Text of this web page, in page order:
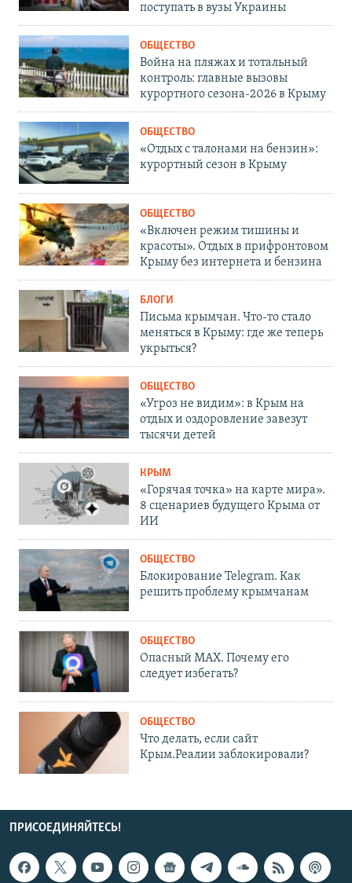
поступать в вузы Украины
ОБЩЕСТВО
Война на пляжах и тотальный
контроль: главные вызовы
курортного сезона-2026 в Крыму
ОБЩЕСТВО
«Отдых с талонами на бензин»:
курортный сезон в Крыму
ОБЩЕСТВО
«Включен режим тишины и
красоты». Отдых в прифронтовом
Крыму без интернета и бензина
БЛОГИ
Письма крымчан. Что-то стало
меняться в Крыму: где же теперь
укрыться?
ОБЩЕСТВО
«Угроз не видим»: в Крым на
отдых и оздоровление завезут
тысячи детей
КРЫМ
«Горячая точка» на карте мира».
8 сценариев будущего Крыма от
ИИ
ОБЩЕСТВО
Блокирование Telegram. Как
решить проблему крымчанам
ОБЩЕСТВО
Опасный MAX. Почему его
следует избегать?
ОБЩЕСТВО
Что делать, если сайт
Крым.Реалии заблокировали?
ПРИСОЕДИНЯЙТЕСЬ!